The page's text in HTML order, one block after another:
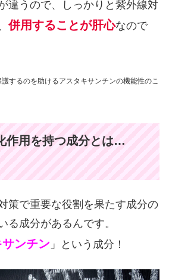
違うので、しっかりと紫外線対
併用することが肝心なので
るのを助けるアスタキサンチンの機能性のこ
作用を持つ成分とは…
策で重要な役割を果たす成分の
る成分があるんです。
ンチン 」という成分！